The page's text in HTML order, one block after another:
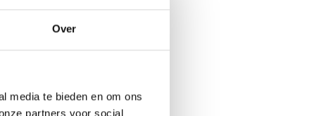
Over
media te bieden en om ons
partners voor social